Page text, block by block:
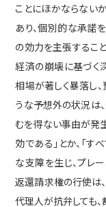
アーカ
ことにほかならない
あり、個別的な承諾
の効力を主張するこ
経済の崩壊に基づく
相場が著しく暴落し
うな予想外の状況は
むを得ない事由が発
効である」とか、「
な支障を生じ、プレ
返還請求権の行使は
代理人が抗弁しても